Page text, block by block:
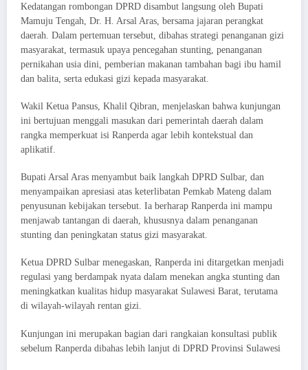
Kedatangan rombongan DPRD disambut langsung oleh Bupati
Mamuju Tengah, Dr. H. Arsal Aras, bersama jajaran perangkat
daerah. Dalam pertemuan tersebut, dibahas strategi penanganan gizi
masyarakat, termasuk upaya pencegahan stunting, penanganan
pernikahan usia dini, pemberian makanan tambahan bagi ibu hamil
dan balita, serta edukasi gizi kepada masyarakat.
Wakil Ketua Pansus, Khalil Qibran, menjelaskan bahwa kunjungan
ini bertujuan menggali masukan dari pemerintah daerah dalam
rangka memperkuat isi Ranperda agar lebih kontekstual dan
aplikatif.
Bupati Arsal Aras menyambut baik langkah DPRD Sulbar, dan
menyampaikan apresiasi atas keterlibatan Pemkab Mateng dalam
penyusunan kebijakan tersebut. Ia berharap Ranperda ini mampu
menjawab tantangan di daerah, khususnya dalam penanganan
stunting dan peningkatan status gizi masyarakat.
Ketua DPRD Sulbar menegaskan, Ranperda ini ditargetkan menjadi
regulasi yang berdampak nyata dalam menekan angka stunting dan
meningkatkan kualitas hidup masyarakat Sulawesi Barat, terutama
di wilayah-wilayah rentan gizi.
Kunjungan ini merupakan bagian dari rangkaian konsultasi publik
sebelum Ranperda dibahas lebih lanjut di DPRD Provinsi Sulawesi